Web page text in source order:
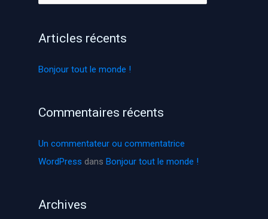
h
e
h
Articles récents
Bonjour tout le monde !
Commentaires récents
Un commentateur ou commentatrice
WordPress dans Bonjour tout le monde !
Archives